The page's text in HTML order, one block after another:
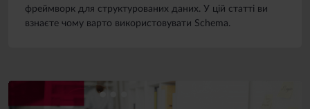
фреймворк для структурованих даних. У цій статті ви
взнаєте чому варто використовувати Schema.